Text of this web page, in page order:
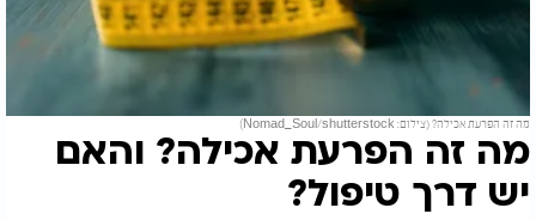
מה זה הפרעת אכילה? (צילום: Nomad_Soul/shutterstock)
מה זה הפרעת אכילה? והאם
יש דרך טיפול?